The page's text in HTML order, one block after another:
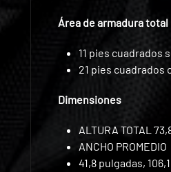
Área de armadura total
11 pies cuadrados
21 pies cuadrados
Dimensiones
ALTURA TOTAL
ANCHO PROMEDIO
41,8 pulgadas,